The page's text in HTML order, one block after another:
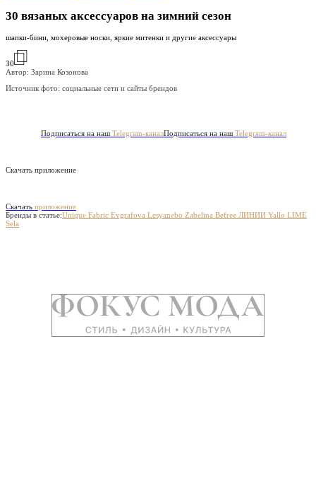
30 вязаных аксессуаров на зимний сезон
шапки-бини, мохеровые носки, яркие митенки и другие аксессуары
30
Автор: Зарина Козонова
Источник фото: социальные сети и сайты брендов
Подписаться на наш Telegram-каналПодписаться на наш Telegram-канал
Скачать приложение
Скачать приложение
Бренды в статье:Unique Fabric Evgrafova Lesyanebo Zabelina Befree ЛИНИИ Yallo LIME
Sela